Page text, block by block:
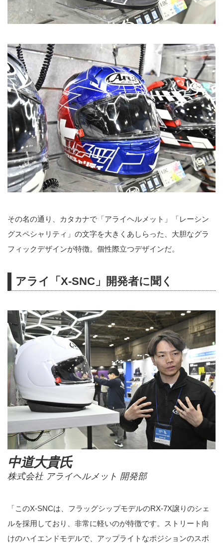
その名の通り、カタカナで「アライヘルメット」「レーシン
グスペシャリティ」の文字を大きくあしらった、大胆なグラ
フィックデザインが特徴。個性際立つデザインだ。
アライ「X-SNC」開発者に聞く
中道大貴氏
株式会社 アライヘルメット 開発部
「このX-SNCは、フラッグシップモデルのRX-7X譲りのシェ
ルを採用しており、非常に軽いのが特徴です。ストリート向
けのハイエンドモデルで、アップライトなポジションのスポ